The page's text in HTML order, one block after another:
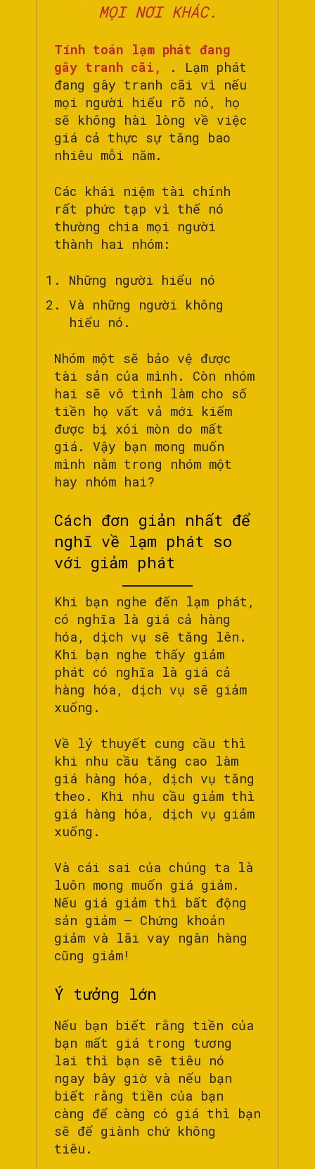
MỌI NƠI KHÁC.
Tính toán lạm phát đang
gây tranh cãi,
. Lạm phát
đang gây tranh cãi vì nếu
mọi người hiểu rõ nó, họ
sẽ không hài lòng về việc
giá cả thực sự tăng bao
nhiêu mỗi năm.
Các khái niệm tài chính
rất phức tạp vì thế nó
thường chia mọi người
thành hai nhóm:
Những người hiểu nó
Và những người không
hiểu nó.
Nhóm một sẽ bảo vệ được
tài sản của mình. Còn nhóm
hai sẽ vô tình làm cho số
tiền họ vất vả mới kiếm
được bị xói mòn do mất
giá. Vậy bạn mong muốn
mình nằm trong nhóm một
hay nhóm hai?
Cách đơn giản nhất để
nghĩ về lạm phát so
với giảm phát
Khi bạn nghe đến lạm phát,
có nghĩa là giá cả hàng
hóa, dịch vụ sẽ tăng lên.
Khi bạn nghe thấy giảm
phát có nghĩa là giá cả
hàng hóa, dịch vụ sẽ giảm
xuống.
Về lý thuyết cung cầu thì
khi nhu cầu tăng cao làm
giá hàng hóa, dịch vụ tăng
theo. Khi nhu cầu giảm thì
giá hàng hóa, dịch vụ giảm
xuống.
Và cái sai của chúng ta là
luôn mong muốn giá giảm.
Nếu giá giảm thì bất động
sản giảm – Chứng khoản
giảm và lãi vay ngân hàng
cũng giảm!
Ý tưởng lớn
Nếu bạn biết rằng tiền của
bạn mất giá trong tương
lai thì bạn sẽ tiêu nó
ngay bây giờ và nếu bạn
biết rằng tiền của bạn
càng để càng có giá thì bạn
sẽ để giành chứ không
tiêu.